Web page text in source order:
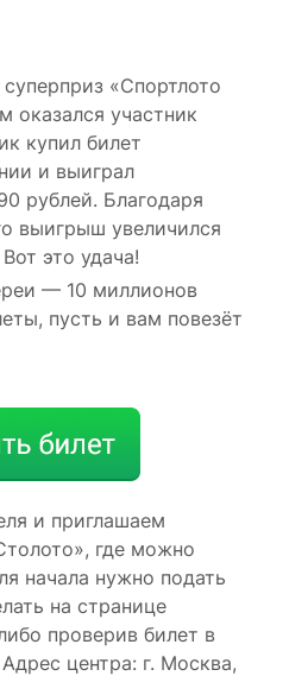
«Спортлото
оказался участник
купил билет
и выиграл
рублей. Благодаря
выигрыш увеличился
это удача!
— 10 миллионов
пусть и вам повезёт
и приглашаем
где можно
начала нужно подать
на странице
проверив билет в
Адрес центра: г. Москва,